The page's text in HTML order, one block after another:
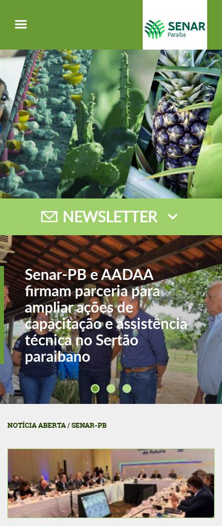
NEWSLETTER
Senar-PB e AADAA
firmam parceria para
ampliar ações de
capacitação e assistência
técnica no Sertão
paraibano
NOTÍCIA ABERTA / SENAR-PB